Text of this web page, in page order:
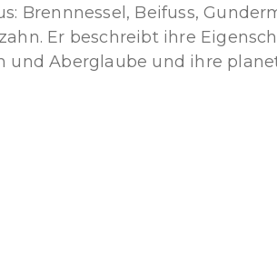
Brennnessel, Beifuss,
Er beschreibt ihre
und Aberglaube und ihre